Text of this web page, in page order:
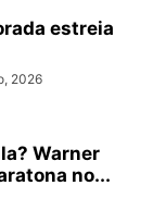
estreia
2026
Warner
no...